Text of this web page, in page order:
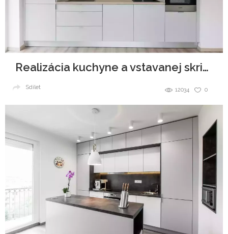
Realizácia kuchyne a vstavanej skrine - Urban Residence
0
12034
Sdílet